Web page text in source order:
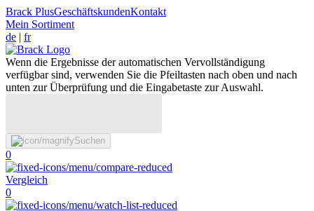
Brack PlusGeschäftskundenKontakt
Mein Sortiment
de | fr
Wenn die Ergebnisse der automatischen Vervollständigung
verfügbar sind, verwenden Sie die Pfeiltasten nach oben und nach
unten zur Überprüfung und die Eingabetaste zur Auswahl.
Suchen
0
Vergleich
0